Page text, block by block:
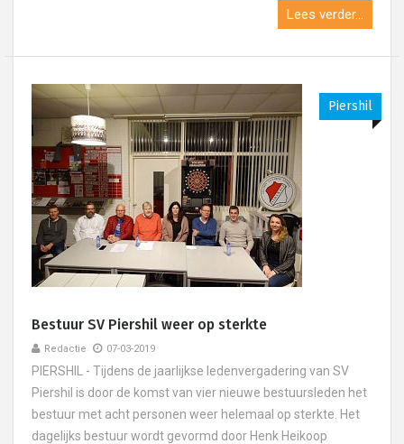
Lees verder...
Piershil
Bestuur SV Piershil weer op sterkte
Redactie 07-03-2019
PIERSHIL - Tijdens de jaarlijkse ledenvergadering van SV
Piershil is door de komst van vier nieuwe bestuursleden het
bestuur met acht personen weer helemaal op sterkte. Het
dagelijks bestuur wordt gevormd door Henk Heikoop